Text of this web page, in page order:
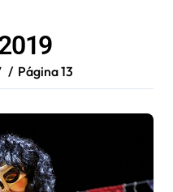
Página 13